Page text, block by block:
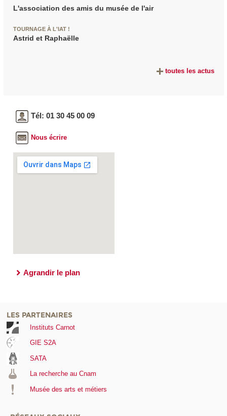
L'association des amis du musée de l'air
TOURNAGE À L'IAT !
Astrid et Raphaëlle
toutes les actus
Tél: 01 30 45 00 09
Nous écrire
Agrandir le plan
LES PARTENAIRES
Instituts Carnot
GIE S2A
SATA
La recherche au Cnam
Musée des arts et métiers